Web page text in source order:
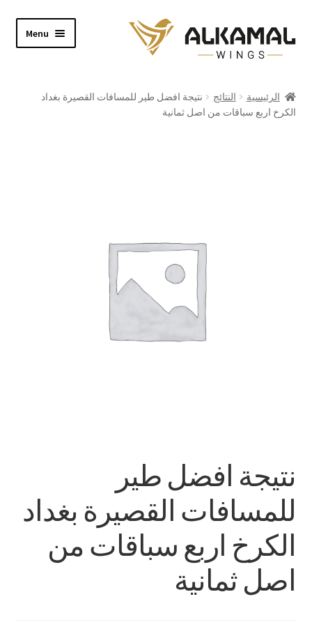
Skip
to
navigation
Skip
to
content
Menu
Shop
الرئيسية النتائج
نتيجة افضل طير للمسافات القصيرة بغداد
الكرخ اربع سباقات من اصل ثمانية
نتيجة افضل طير
للمسافات القصيرة بغداد
الكرخ اربع سباقات من
اصل ثمانية